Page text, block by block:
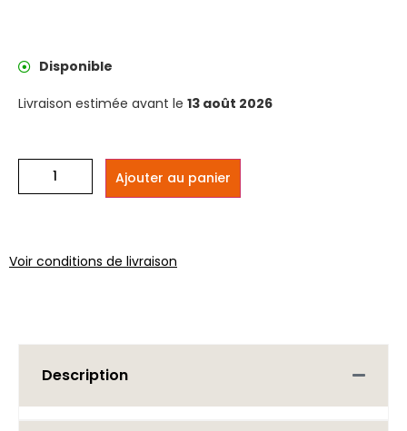
Disponible
Livraison estimée avant le 13 août 2026
Ajouter au panier
Voir conditions de livraison
Description